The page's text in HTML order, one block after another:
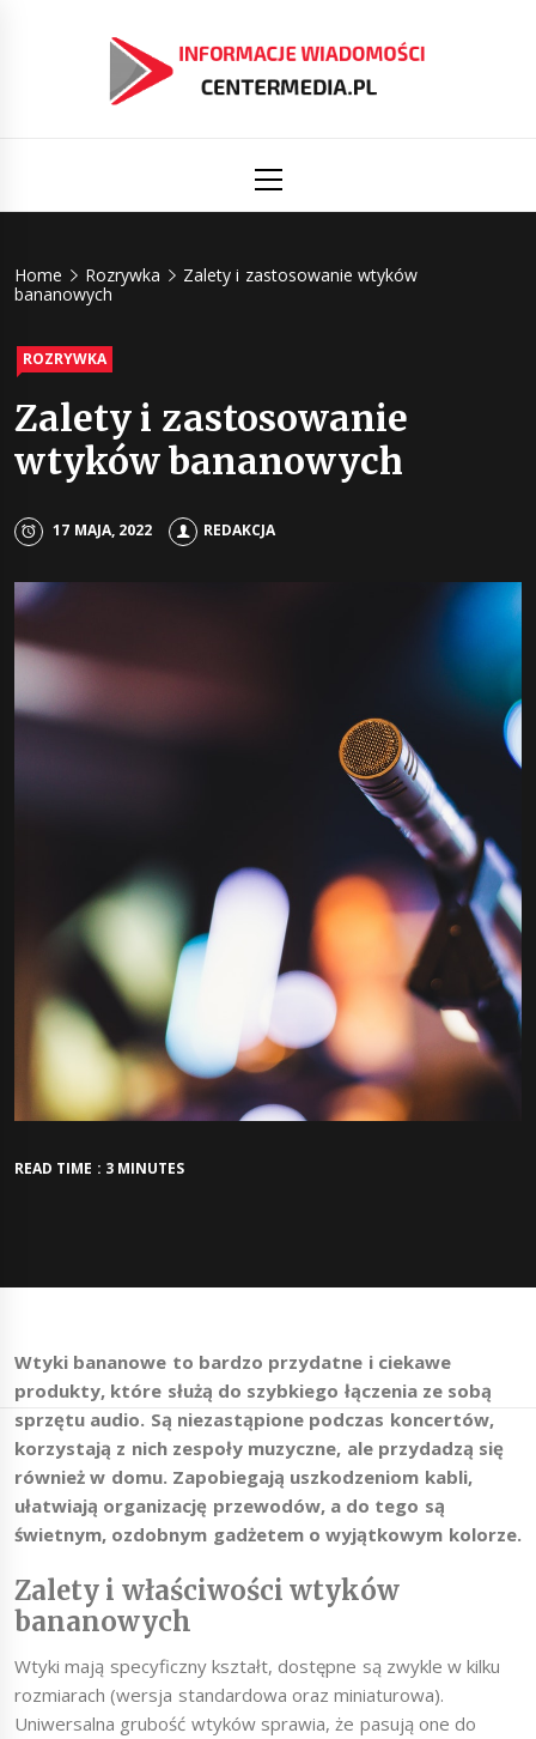
Menu
Home Rozrywka
Zalety i zastosowanie wtyków
bananowych
ROZRYWKA
Zalety i zastosowanie
wtyków bananowych
17 MAJA, 2022 REDAKCJA
READ TIME : 3 MINUTES
Wtyki bananowe to bardzo przydatne i ciekawe
produkty, które służą do szybkiego łączenia ze sobą
sprzętu audio. Są niezastąpione podczas koncertów,
korzystają z nich zespoły muzyczne, ale przydadzą się
również w domu. Zapobiegają uszkodzeniom kabli,
ułatwiają organizację przewodów, a do tego są
świetnym, ozdobnym gadżetem o wyjątkowym kolorze.
Zalety i właściwości wtyków
bananowych
Wtyki mają specyficzny kształt, dostępne są zwykle w kilku
rozmiarach (wersja standardowa oraz miniaturowa).
Uniwersalna grubość wtyków sprawia, że pasują one do